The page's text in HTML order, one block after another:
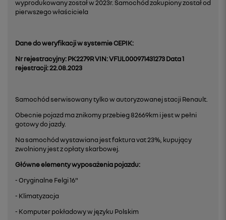
wyprodukowany został w 2023r. Samochód zakupiony został od
pierwszego właściciela
Dane do weryfikacji w systemie CEPIK:
Nr rejestracyjny: PK2279RVIN: VF1JL000971431273Data 1
rejestracji: 22.08.2023
Samochód serwisowany tylko w autoryzowanej stacji Renault.
Obecnie pojazd ma znikomy przebieg 82669km i jest w pełni
gotowy do jazdy.
Na samochód wystawiana jest faktura vat 23%, kupujący
zwolniony jest z opłaty skarbowej.
Główne elementy wyposażenia pojazdu:
- Oryginalne Felgi 16"
- Klimatyzacja
- Komputer pokładowy w języku Polskim